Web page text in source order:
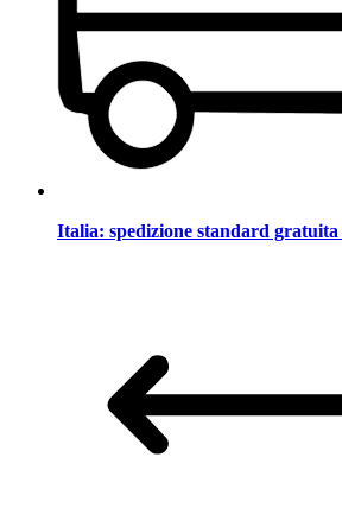
Italia: spedizione standard gratuita